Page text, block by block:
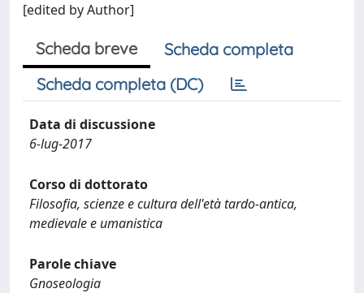
[edited by Author]
Scheda breve
Scheda completa
Scheda completa (DC)
Data di discussione
6-lug-2017
Corso di dottorato
Filosofia, scienze e cultura dell'età tardo-antica,
medievale e umanistica
Parole chiave
Gnoseologia